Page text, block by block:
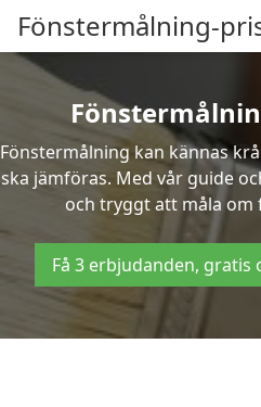
Fönstermålning-
Fönstermålning kan kännas
ska jämföras. Med vår guide
och tryggt att måla om
Få 3 erbjudanden,